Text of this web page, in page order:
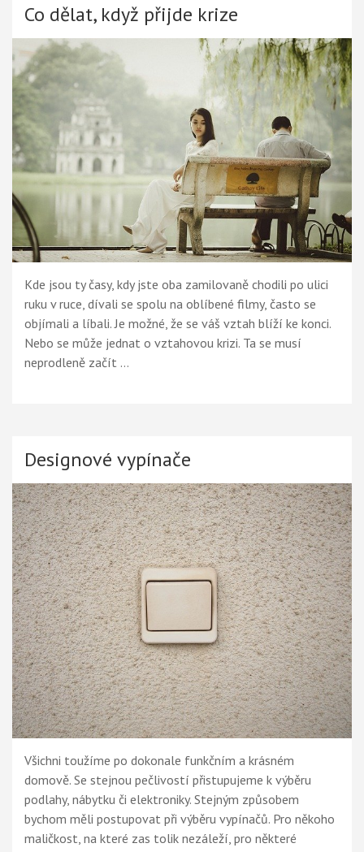
Co dělat, když přijde krize
Kde jsou ty časy, kdy jste oba zamilovaně chodili po ulici
ruku v ruce, dívali se spolu na oblíbené filmy, často se
objímali a líbali. Je možné, že se váš vztah blíží ke konci.
Nebo se může jednat o vztahovou krizi. Ta se musí
neprodleně začít …
Designové vypínače
Všichni toužíme po dokonale funkčním a krásném
domově. Se stejnou pečlivostí přistupujeme k výběru
podlahy, nábytku či elektroniky. Stejným způsobem
bychom měli postupovat při výběru vypínačů. Pro někoho
maličkost, na které zas tolik nezáleží, pro některé